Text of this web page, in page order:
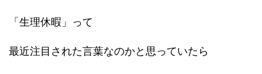
「生理休暇」って
最近注目された言葉なのかと思っていたら